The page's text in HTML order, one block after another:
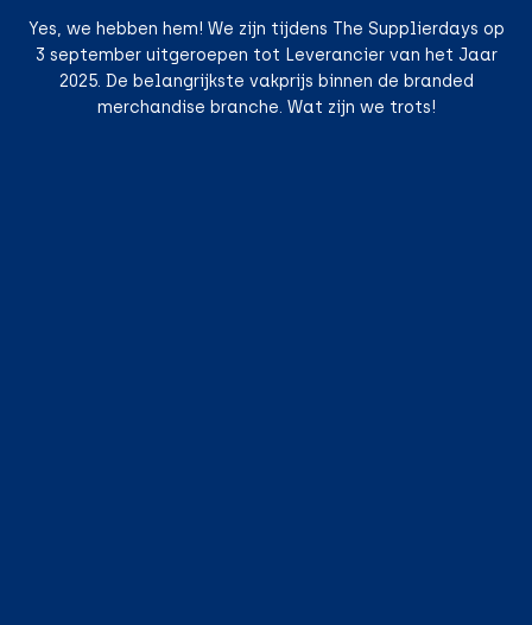
Yes, we hebben hem! We zijn tijdens The Supplierdays op
3 september uitgeroepen tot Leverancier van het Jaar
2025. De belangrijkste vakprijs binnen de branded
merchandise branche. Wat zijn we trots!